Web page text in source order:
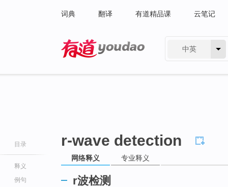
词典 翻译 有道精品课 云笔记
中英
目录
释义
例句
r-wave detection
网络释义 专业释义
r波检测